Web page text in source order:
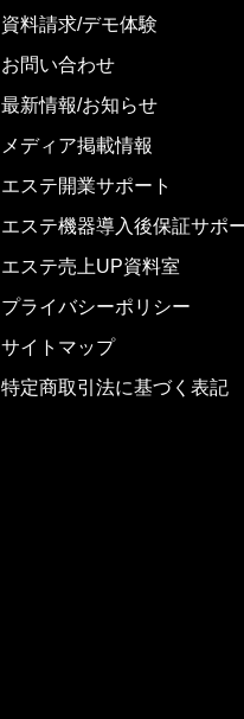
資料請求/デモ体験
お問い合わせ
最新情報/お知らせ
メディア掲載情報
エステ開業サポート
エステ機器導入後保証サポ
エステ売上UP資料室
プライバシーポリシー
サイトマップ
特定商取引法に基づく表記